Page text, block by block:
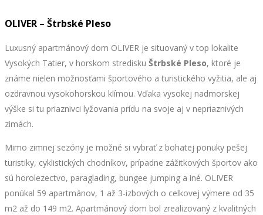
OLIVER – Štrbské Pleso
Luxusný apartmánový dom OLIVER je situovaný v top lokalite
Vysokých Tatier, v horskom stredisku Štrbské Pleso, ktoré je
známe nielen možnosťami športového a turistického vyžitia, ale aj
ozdravnou vysokohorskou klímou. Vďaka vysokej nadmorskej
výške si tu priaznivci lyžovania prídu na svoje aj v nepriaznivých
zimách.
Mimo zimnej sezóny je možné si vybrať z bohatej ponuky pešej
turistiky, cyklistických chodníkov, prípadne zážitkových športov ako
sú horolezectvo, paraglading, bungee jumping a iné. OLIVER
ponúkal 59 apartmánov, 1 až 3-izbových o celkovej výmere od 35
m2 až do 149 m2. Apartmánový dom bol zrealizovaný z kvalitných